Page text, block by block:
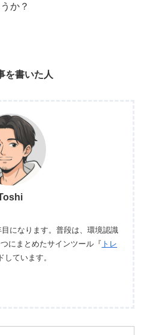
か？
を書いた人
になります。普段は、環境認識
にまとめたサインツール『 トレ
しています。